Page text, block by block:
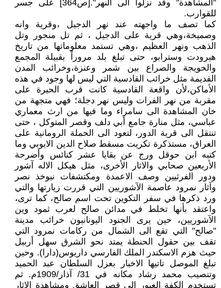
"المشاهدة" وقد نزلوا الى النهر".[ص364] على جسر
للقوارب.
كما تصف ما واجهته عند نهر الدجيل ،وقرية وانه
وصميخة،وهي قرية على الدجيل ، ثم تل منجور وتل
الذهب ونهر العظيم ،وهي تستمد معلوماتها من تاريخ
هيرودت وسترابو، حتى تبلغ بلد مروراً بقبيلة المجمع
والحويجة والصراع بين شمر وعنزة،وخرائب المدن
القديمة مثل خرائب القادسية التي ليس لها وجود في هذه
الأماكن،لأن واقعة القادسية كانت قرب الحيرة على
مقربة من نهر الفرات وليس نهر دجلة؛ فهي متجهة من
خان المشاهدة الى سامراء وما فيها من ارث معماري
عباسي، مثل منارة جامع أبي دلف وقصر المتوكل ، حتى
تنتقل الى قرية الدور، لتعود الى الحملة الرومانية على
العراق، مستذكرة تكريت مسقط صلاح الدين الايوبي وما
كتبه ابن حوقل ورج عن بقايا عشر كنائس وأضرحة
الأربعين صحابي والاثار الأخرى، مثل هيكل الاله آشور
ودور الفرثيين وصف الاعمدة ومكتشفات نبوخذ نصر
وآثار نمرود عاصمة الآشوريين التي قررت زيارتها والتي
ورد ذكرها في سفر التكوين تحت اسم صالح، كما ترى،
واعتقد بأنها تخلط في مدائن صالح لعرب ثمود وين
الآشوريين، حين يرى الجنود اليونانيون خرائب مدينة
"صالح" التي تقع الى الشمال من ركامات نمرود التي
تقف بين حقول الحنطة يمتد نحو الشرق سهل أربيل
حيث هزم الاسكندر الملك الفارسي داريوس(دارا). وحين
تبلغ الموصل تاتيها الاخبار بعزل السلطان عبد الحميد
وتنصيب محمد رشاد مكانه في 31/ آذار/1909م. ثم
تستخدم الكفة العبور الى قصر العاشق ومشاهدة الاثار